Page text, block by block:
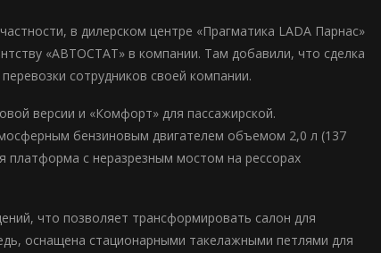
в дилерском центре «Прагматика LADA Парнас»
«АВТОСТАТ» в компании. Там добавили, что сделка
сотрудников своей компании.
версии и «Комфорт» для пассажирской.
бензиновым двигателем объемом 2,0 л (137
платформа с неразрезным мостом на рессорах
что позволяет трансформировать салон для
оснащена стационарными такелажными петлями для